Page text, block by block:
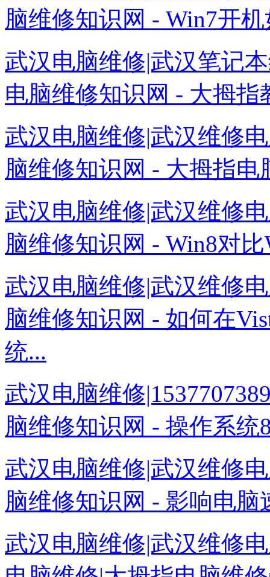
脑维修知识网 - Win7开
武汉电脑维修|武汉笔记
电脑维修知识网 - 大拇
武汉电脑维修|武汉维修
脑维修知识网 - 大拇指
武汉电脑维修|武汉维修
脑维修知识网 - Win8对
武汉电脑维修|武汉维修
脑维修知识网 - 如何在
统...
武汉电脑维修
脑维修知识网 - 操作系统
武汉电脑维修|武汉维修
脑维修知识网 - 影响电脑
武汉电脑维修|武汉维修